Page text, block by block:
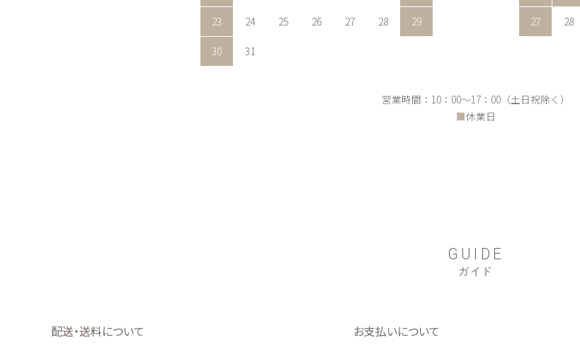
23 24 25 26 27 28 29
30 31
27 28
営業時間：10：00～17：00（土日祝除く）
■休業日
GUIDE
ガイド
配送・送料について お支払いについて